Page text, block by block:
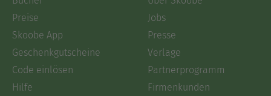
Preise
Skoobe App
Geschenkgutscheine
Code einlösen
Hilfe
Jobs
Presse
Verlage
Partnerprogramm
Firmenkunden